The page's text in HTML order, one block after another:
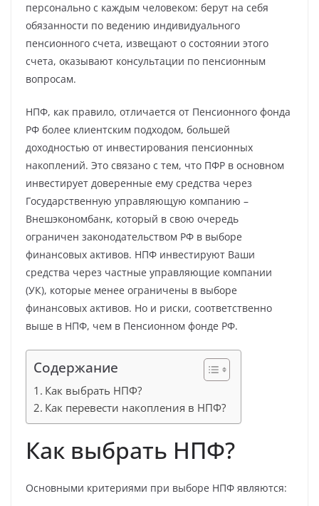
персонально с каждым человеком: берут на себя
обязанности по ведению индивидуального
пенсионного счета, извещают о состоянии этого
счета, оказывают консультации по пенсионным
вопросам.
НПФ, как правило, отличается от Пенсионного фонда
РФ более клиентским подходом, большей
доходностью от инвестирования пенсионных
накоплений. Это связано с тем, что ПФР в основном
инвестирует доверенные ему средства через
Государственную управляющую компанию –
Внешэкономбанк, который в свою очередь
ограничен законодательством РФ в выборе
финансовых активов. НПФ инвестируют Ваши
средства через частные управляющие компании
(УК), которые менее ограничены в выборе
финансовых активов. Но и риски, соответственно
выше в НПФ, чем в Пенсионном фонде РФ.
Содержание
Как выбрать НПФ?
Как перевести накопления в НПФ?
Как выбрать НПФ?
Основными критериями при выборе НПФ являются: